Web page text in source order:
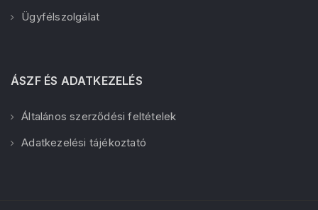
Ügyfélszolgálat
ÁSZF ÉS ADATKEZELÉS
Általános szerződési feltételek
Adatkezelési tájékoztató